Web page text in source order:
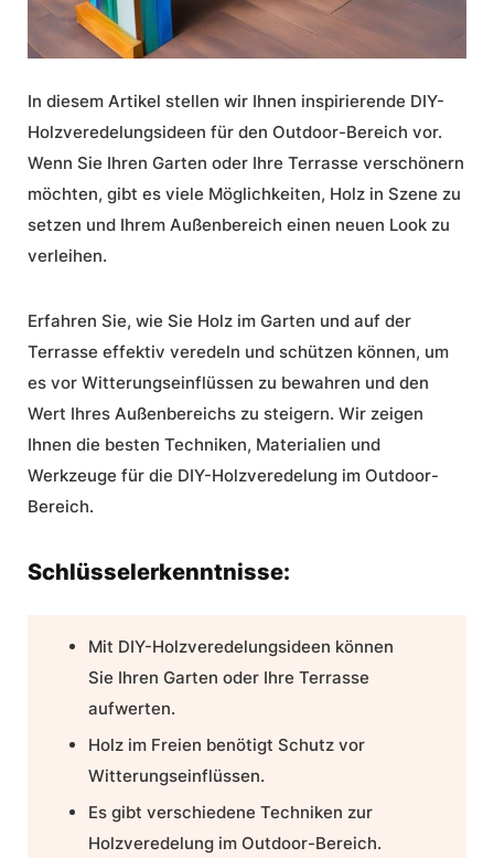
In diesem Artikel stellen wir Ihnen inspirierende DIY-
Holzveredelungsideen für den Outdoor-Bereich vor.
Wenn Sie Ihren Garten oder Ihre Terrasse verschönern
möchten, gibt es viele Möglichkeiten, Holz in Szene zu
setzen und Ihrem Außenbereich einen neuen Look zu
verleihen.
Erfahren Sie, wie Sie Holz im Garten und auf der
Terrasse effektiv veredeln und schützen können, um
es vor Witterungseinflüssen zu bewahren und den
Wert Ihres Außenbereichs zu steigern. Wir zeigen
Ihnen die besten Techniken, Materialien und
Werkzeuge für die DIY-Holzveredelung im Outdoor-
Bereich.
Schlüsselerkenntnisse:
Mit DIY-Holzveredelungsideen können
Sie Ihren Garten oder Ihre Terrasse
aufwerten.
Holz im Freien benötigt Schutz vor
Witterungseinflüssen.
Es gibt verschiedene Techniken zur
Holzveredelung im Outdoor-Bereich.